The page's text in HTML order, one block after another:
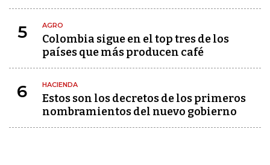
5 AGRO
Colombia sigue en el top tres de los
países que más producen café
6 HACIENDA
Estos son los decretos de los primeros
nombramientos del nuevo gobierno